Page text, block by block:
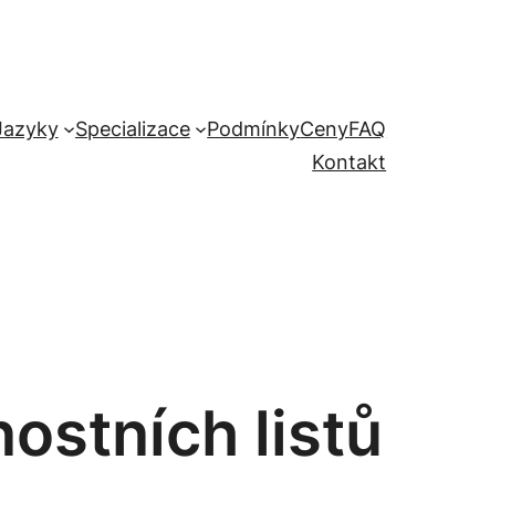
Specializace PodmínkyCenyFAQ
Kontakt
listů